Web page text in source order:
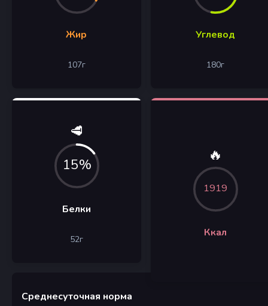
Жир
107г
Углевод
180г
🥩
15%
Белки
52г
🔥
1919
Ккал
Среднесуточная норма